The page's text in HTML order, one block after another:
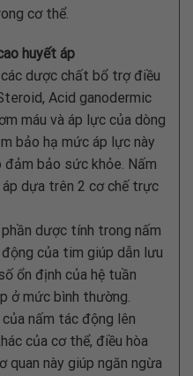
cơ thể.
huyết áp
dược chất bổ trợ điều
Acid ganodermic
máu và áp lực của dòng
bảo hạ mức áp lực này
đảm bảo sức khỏe. Nấm
áp dựa trên 2 cơ chế trực
dược tính trong nấm
của tim giúp dẫn lưu
ổn định của hệ tuần
ở mức bình thường.
nấm tác động lên
của cơ thể, điều hòa
quan này giúp ngăn ngừa